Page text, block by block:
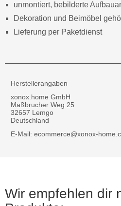
unmontiert, bebilderte
Dekoration und Beimöbel
Lieferung per Paketdienst
Herstellerangaben
xonox.home GmbH
Maßbrucher Weg 25
32657 Lemgo
Deutschland
E-Mail: ecommerce@xonox-
Wir empfehlen dir